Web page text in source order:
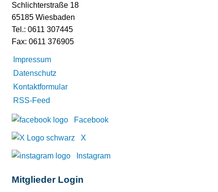
Schlichterstraße 18
65185 Wiesbaden
Tel.: 0611 307445
Fax: 0611 376905
Impressum
Datenschutz
Kontaktformular
RSS-Feed
Facebook
X
Instagram
Mitglieder Login